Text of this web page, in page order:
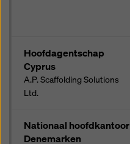
Hoofdagentschap
Cyprus
A.P. Scaffolding Solutions
Ltd.
Nationaal hoofdkantoor
Denemarken